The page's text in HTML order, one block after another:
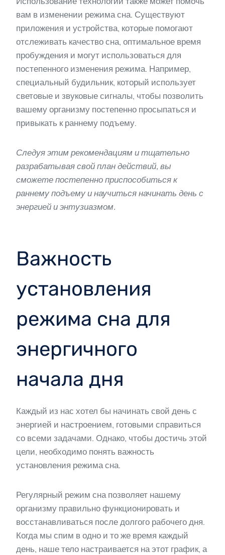
вам в изменении режима сна. Существуют
приложения и устройства, которые помогают
отслеживать качество сна, оптимальное время
пробуждения и могут использоваться для
постепенного изменения режима. Например,
специальный будильник, который использует
световые и звуковые сигналы, чтобы позволить
вашему организму постепенно просыпаться и
привыкать к раннему подъему.
Следуя этим рекомендациям и тщательно
разрабатывая свой план действий, вы
сможете постепенно приспособиться к
раннему подъему и научиться начинать день с
энергией и энтузиазмом.
Важность
установления
режима сна для
энергичного
начала дня
Каждый из нас хотел бы начинать свой день с
энергией и настроением, готовыми справиться
со всеми задачами. Однако, чтобы достичь этой
цели, необходимо понять важность
установления режима сна.
Регулярный режим сна позволяет нашему
организму правильно функционировать и
восстанавливаться после долгого рабочего дня.
Когда мы спим в одно и то же время каждый
день, наше тело настраивается на этот график, а